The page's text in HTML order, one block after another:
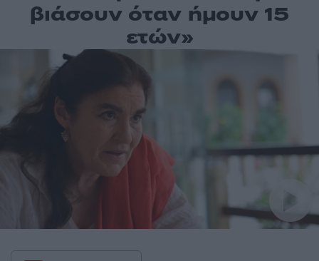
βιάσουν όταν ήμουν 15
ετών»